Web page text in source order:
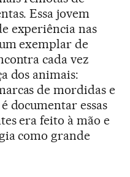
Essa jovem
experiência nas
exemplar de
cada vez
dos animais:
de mordidas e
documentar essas
era feito à mão e
como grande